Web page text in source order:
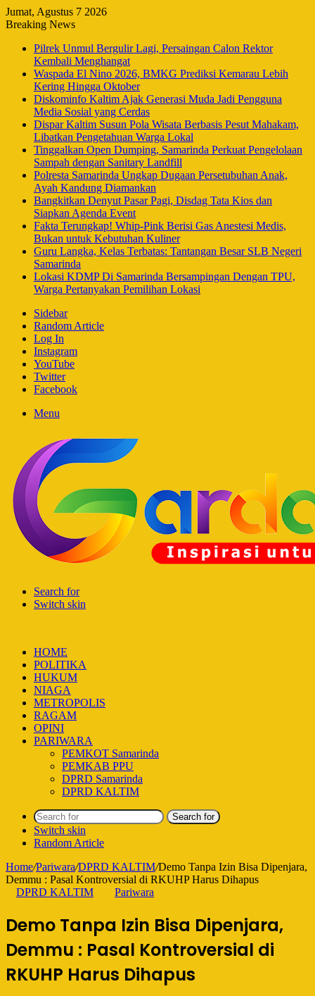
Jumat, Agustus 7 2026
Breaking News
Pilrek Unmul Bergulir Lagi, Persaingan Calon Rektor
Kembali Menghangat
Waspada El Nino 2026, BMKG Prediksi Kemarau Lebih
Kering Hingga Oktober
Diskominfo Kaltim Ajak Generasi Muda Jadi Pengguna
Media Sosial yang Cerdas
Dispar Kaltim Susun Pola Wisata Berbasis Pesut Mahakam,
Libatkan Pengetahuan Warga Lokal
Tinggalkan Open Dumping, Samarinda Perkuat Pengelolaan
Sampah dengan Sanitary Landfill
Polresta Samarinda Ungkap Dugaan Persetubuhan Anak,
Ayah Kandung Diamankan
Bangkitkan Denyut Pasar Pagi, Disdag Tata Kios dan
Siapkan Agenda Event
Fakta Terungkap! Whip-Pink Berisi Gas Anestesi Medis,
Bukan untuk Kebutuhan Kuliner
Guru Langka, Kelas Terbatas: Tantangan Besar SLB Negeri
Samarinda
Lokasi KDMP Di Samarinda Bersampingan Dengan TPU,
Warga Pertanyakan Pemilihan Lokasi
Sidebar
Random Article
Log In
Instagram
YouTube
Twitter
Facebook
Menu
Search for
Switch skin
HOME
POLITIKA
HUKUM
NIAGA
METROPOLIS
RAGAM
OPINI
PARIWARA
PEMKOT Samarinda
PEMKAB PPU
DPRD Samarinda
DPRD KALTIM
Search for
Switch skin
Random Article
Home/Pariwara/DPRD KALTIM/Demo Tanpa Izin Bisa Dipenjara,
Demmu : Pasal Kontroversial di RKUHP Harus Dihapus
DPRD KALTIM
Pariwara
Demo Tanpa Izin Bisa Dipenjara,
Demmu : Pasal Kontroversial di
RKUHP Harus Dihapus